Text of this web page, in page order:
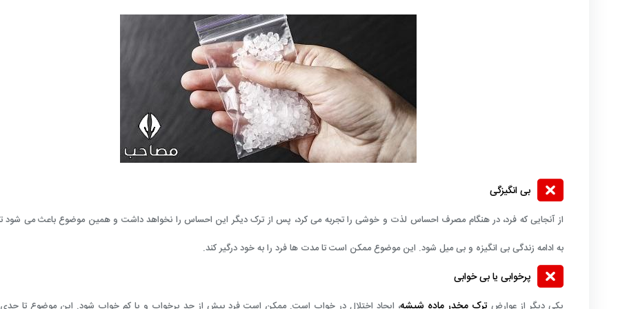
بی انگیزگی
از آنجایی که فرد، در هنگام مصرف احساس لذت و خوشی را تجربه می کرد، پس از ترک دیگر این احساس را نخواهد داشت و همین موضوع باعث می شود
به ادامه زندگی بی انگیزه و بی میل شود. این موضوع ممکن است تا مدت ها فرد را به خود درگیر کند.
پرخوابی یا بی خوابی